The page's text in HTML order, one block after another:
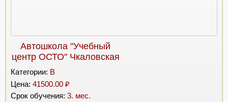
Автошкола "Учебный
центр ОСТО" Чкаловская
Категории: B
Цена: 41500.00 ₽
Срок обучения: 3. мес.